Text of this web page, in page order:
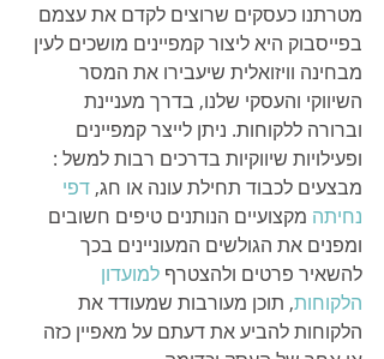
מטרתנו כעסקים שרוצים לקדם את עצמם
בפייסבוק היא ליצור קמפיינים מושכים לעין
מבחינה וויזואלית שיעבירו את המסר
השיווקי והעסקי שלנו, בדרך מעניינת
וברורה ללקוחות. ניתן לייצר קמפיינים
ופעילויות שיווקיות בדרכים רבות למשל :
מבצעים לכבוד תחילת עונה או חג, דפי
נחיתה מקצועיים הנותנים טיפים חשובים
ומפנים את הגולשים המעוניינים בכך
להשאיר פרטים ולהצטרף למועדון
הלקוחות, תוכן מעורבות שמעודד את
הלקוחות להביע את דעתם על מאפיין כזה